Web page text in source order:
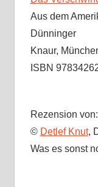
Aus dem
Dünninger
Knaur,
ISBN
Rezension von:
© Detlef Knut,
Was es sonst